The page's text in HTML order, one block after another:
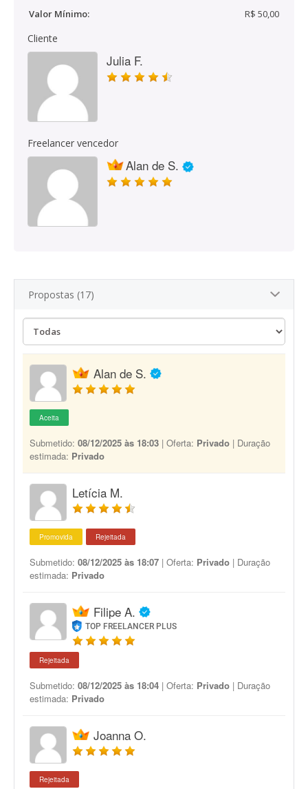
Valor Mínimo:
R$ 50,00
Cliente
Julia F.
Freelancer vencedor
Alan de S.
Propostas (17)
Alan de S.
Aceita
Submetido: 08/12/2025 às 18:03 | Oferta: Privado | Duração
estimada: Privado
Letícia M.
Promovida Rejeitada
Submetido: 08/12/2025 às 18:07 | Oferta: Privado | Duração
estimada: Privado
Filipe A.
TOP FREELANCER PLUS
Rejeitada
Submetido: 08/12/2025 às 18:04 | Oferta: Privado | Duração
estimada: Privado
Joanna O.
Rejeitada